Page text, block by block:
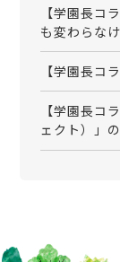
【学園長コ
も変わらな
【学園長コ
【学園長コ
ェクト）」